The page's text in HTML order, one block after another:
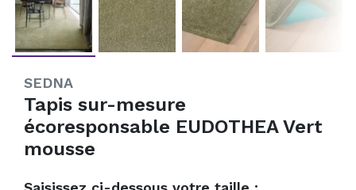
SEDNA
Tapis sur-mesure
écoresponsable EUDOTHEA Vert
mousse